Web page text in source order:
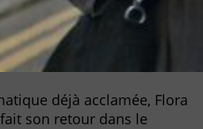
déjà acclamée, Flora
son retour dans le